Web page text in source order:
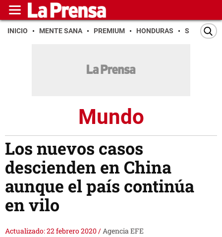
INICIO MENTE SANA PREMIUM HONDURAS SAN PEDRO
Mundo
Los nuevos casos
descienden en China
aunque el país continúa
en vilo
Actualizado: 22 febrero 2020/Agencia EFE